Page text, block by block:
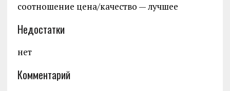
соотношение цена/качество — лучшее
Недостатки
нет
Комментарий